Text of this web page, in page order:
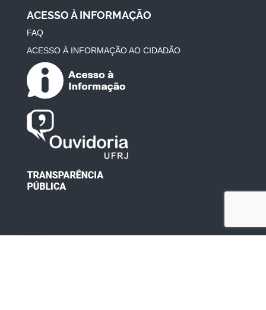
ACESSO À INFORMAÇÃO
FAQ
ACESSO À INFORMAÇÃO AO CIDADÃO